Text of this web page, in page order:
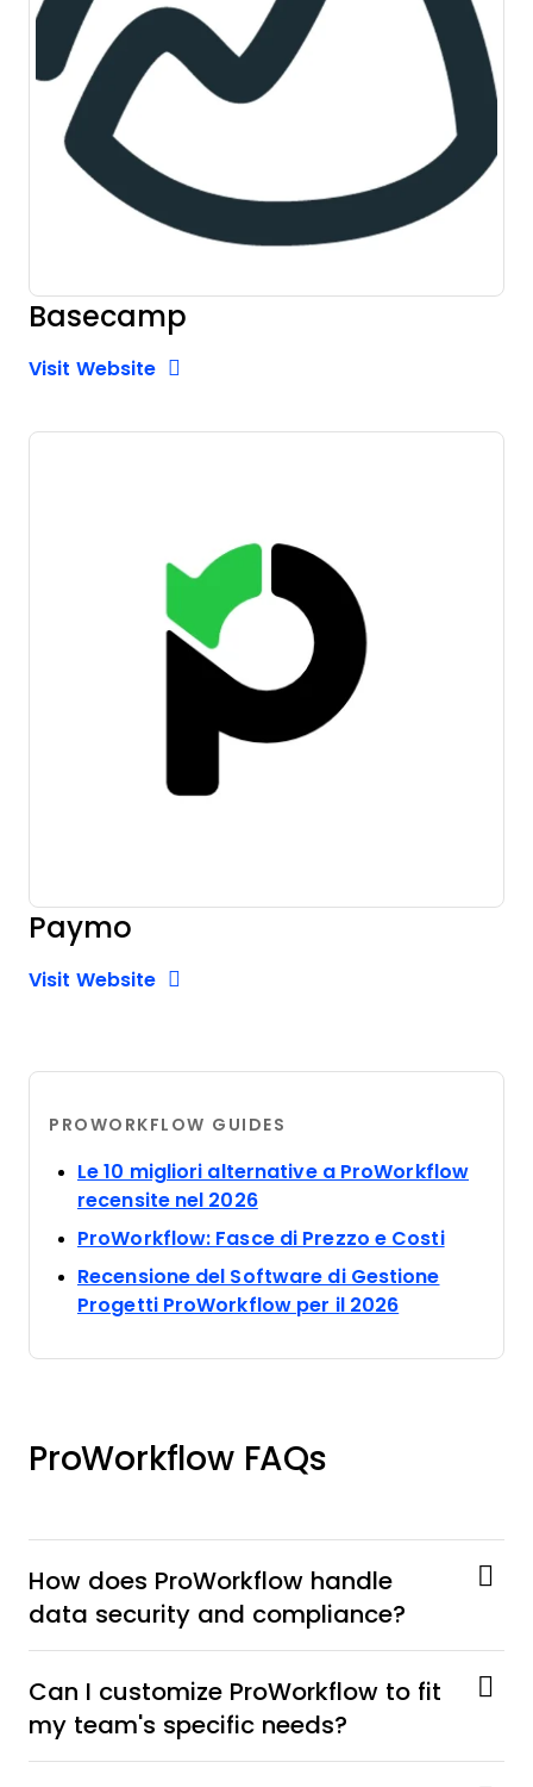
Basecamp
Visit WebsiteOpens New Window
Paymo
Visit WebsiteOpens New Window
PROWORKFLOW GUIDES
Le 10 migliori alternative a ProWorkflow
recensite nel 2026Opens new window
ProWorkflow: Fasce di Prezzo e CostiOpens
Recensione del Software di Gestione
Progetti ProWorkflow per il 2026Opens new
ProWorkflow FAQs
How does ProWorkflow handle
data security and compliance?
Can I customize ProWorkflow to fit
my team's specific needs?